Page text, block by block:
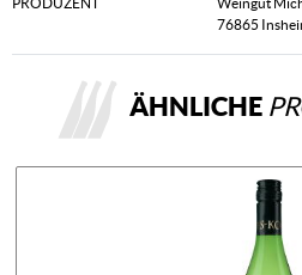
76865
ÄHNLICHE